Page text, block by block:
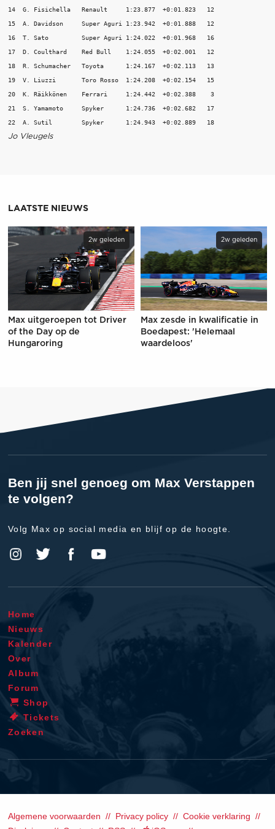
14  G. Fisichella   Renault     1:23.877  +0:01.823   12
15  A. Davidson     Super Aguri 1:23.942  +0:01.888   12
16  T. Sato         Super Aguri 1:24.022  +0:01.968   16
17  D. Coulthard    Red Bull    1:24.055  +0:02.001   12
18  R. Schumacher   Toyota      1:24.167  +0:02.113   13
19  V. Liuzzi       Toro Rosso  1:24.208  +0:02.154   15
20  K. Räikkönen    Ferrari     1:24.442  +0:02.388    3
21  S. Yamamoto     Spyker      1:24.736  +0:02.682   17
22  A. Sutil        Spyker      1:24.943  +0:02.889   18
Jo Vleugels
LAATSTE NIEUWS
2w geleden
Max uitgeroepen tot Driver
of the Day op de
Hungaroring
2w geleden
Max zesde in kwalificatie in
Boedapest: 'Helemaal
waardeloos'
Ben jij snel genoeg om Max Verstappen
te volgen?
Volg Max op social media en blijf op de hoogte.
Home
Nieuws
Kalender
Over
Album
Forum
Shop
Tickets
Zoeken
Algemene voorwaarden Privacy policy
Cookie verklaring